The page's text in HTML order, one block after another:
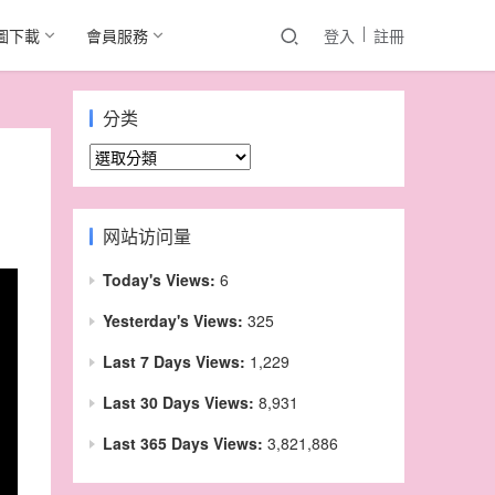
下載 會員服務 登入 註冊
分类
分
类
网站访问量
Today's Views: 6
Yesterday's Views: 325
Last 7 Days Views: 1,229
Last 30 Days Views: 8,931
Last 365 Days Views: 3,821,886